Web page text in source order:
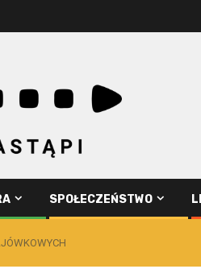
SPOŁECZEŃSTWO